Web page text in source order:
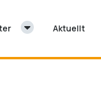
Aktuellt